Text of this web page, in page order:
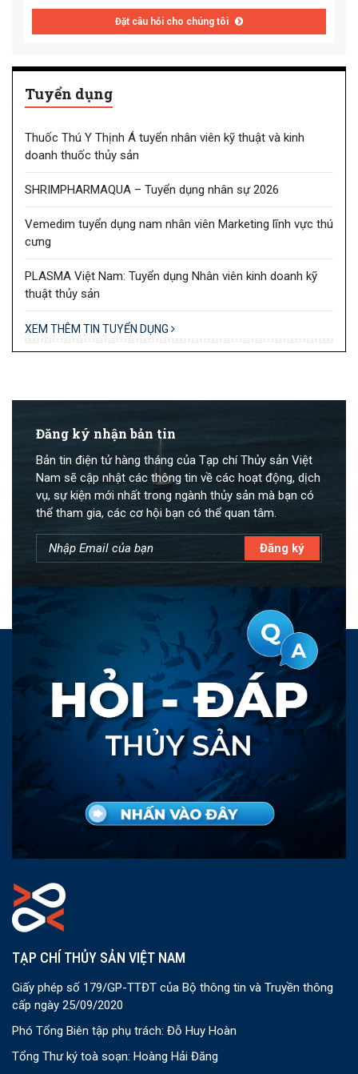
Đặt câu hỏi cho chúng tôi
Tuyển dụng
Thuốc Thú Y Thịnh Á tuyển nhân viên kỹ thuật và kinh
doanh thuốc thủy sản
SHRIMPHARMAQUA – Tuyển dụng nhân sự 2026
Vemedim tuyển dụng nam nhân viên Marketing lĩnh vực thú
cưng
PLASMA Việt Nam: Tuyển dụng Nhân viên kinh doanh kỹ
thuật thủy sản
XEM THÊM TIN TUYỂN DỤNG
Đăng ký nhận bản tin
Bản tin điện tử hàng tháng của Tạp chí Thủy sản Việt
Nam sẽ cập nhật các thông tin về các hoạt động, dịch
vụ, sự kiện mới nhất trong ngành thủy sản mà bạn có
thể tham gia, các cơ hội bạn có thể quan tâm.
TẠP CHÍ THỦY SẢN VIỆT NAM
Giấy phép số 179/GP-TTĐT của Bộ thông tin và Truyền thông
cấp ngày 25/09/2020
Phó Tổng Biên tập phụ trách: Đỗ Huy Hoàn
Tổng Thư ký toà soạn: Hoàng Hải Đăng